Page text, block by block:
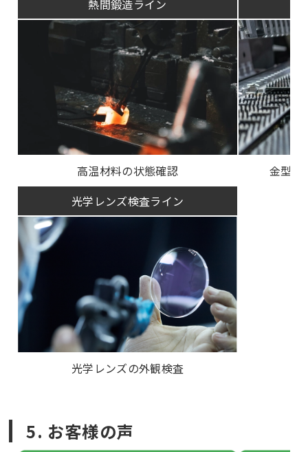
熱間鍛造ライン
高温材料の状態確認
金型、
光学レンズ検査ライン
光学レンズの外観検査
5. お客様の声